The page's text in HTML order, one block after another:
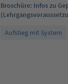
Broschüre: Infos zu
Aufstieg mit System